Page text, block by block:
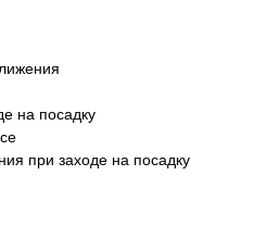
на посадку
при заходе на посадку